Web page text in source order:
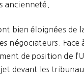
ancienneté.
bien éloignées de
négociateurs.
de position de
devant les